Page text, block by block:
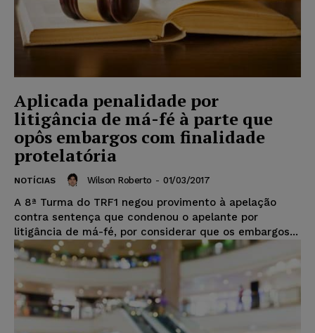
Aplicada penalidade por
litigância de má-fé à parte que
opôs embargos com finalidade
protelatória
NOTÍCIAS Wilson Roberto - 01/03/2017
A 8ª Turma do TRF1 negou provimento à apelação
contra sentença que condenou o apelante por
litigância de má-fé, por considerar que os embargos...